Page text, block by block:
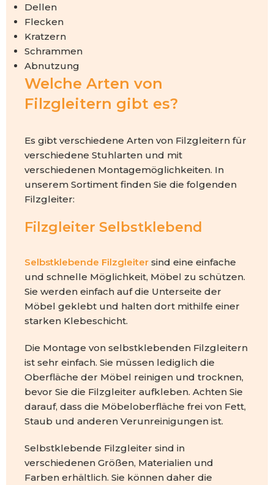
Dellen
Flecken
Kratzern
Schrammen
Abnutzung
Welche Arten von
Filzgleitern gibt es?
Es gibt verschiedene Arten von Filzgleitern für
verschiedene Stuhlarten und mit
verschiedenen Montagemöglichkeiten. In
unserem Sortiment finden Sie die folgenden
Filzgleiter:
Filzgleiter Selbstklebend
Selbstklebende Filzgleiter sind eine einfache
und schnelle Möglichkeit, Möbel zu schützen.
Sie werden einfach auf die Unterseite der
Möbel geklebt und halten dort mithilfe einer
starken Klebeschicht.
Die Montage von selbstklebenden Filzgleitern
ist sehr einfach. Sie müssen lediglich die
Oberfläche der Möbel reinigen und trocknen,
bevor Sie die Filzgleiter aufkleben. Achten Sie
darauf, dass die Möbeloberfläche frei von Fett,
Staub und anderen Verunreinigungen ist.
Selbstklebende Filzgleiter sind in
verschiedenen Größen, Materialien und
Farben erhältlich. Sie können daher die